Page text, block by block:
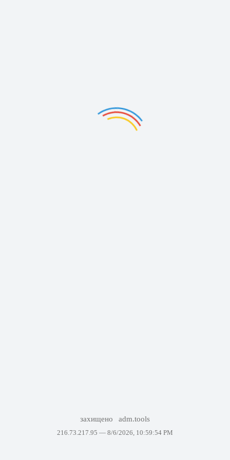
захищено adm.tools
216.73.217.95 — 8/6/2026, 10:59:54 PM